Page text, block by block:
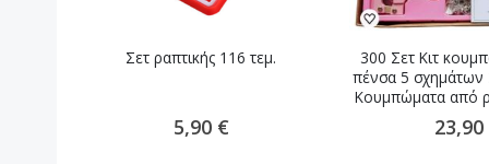
Σετ ραπτικής 116 τεμ.
5,90 €
300 Σετ Κιτ
πένσα 5
Κουμπώματα από
23,90